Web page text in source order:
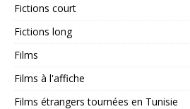
Fictions court
Fictions long
Films
Films à l'affiche
Films étrangers tournées en Tunisie